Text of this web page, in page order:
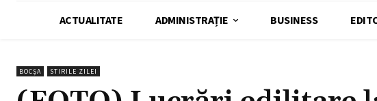
ACTUALITATE ADMINISTRAȚIE BUSINESS
BOCȘA STIRILE ZILEI